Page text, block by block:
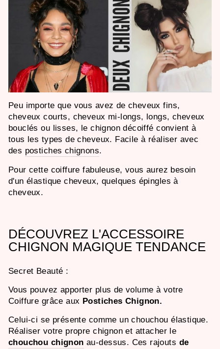
Peu importe que vous avez de cheveux fins,
cheveux courts, cheveux mi-longs, longs, cheveux
bouclés ou lisses, le chignon décoiffé convient à
tous les types de cheveux. Facile à réaliser avec
des postiches chignons.
Pour cette coiffure fabuleuse, vous aurez besoin
d'un élastique cheveux, quelques épingles à
cheveux.
DÉCOUVREZ L'ACCESSOIRE
CHIGNON MAGIQUE TENDANCE
Secret Beauté :
Vous pouvez apporter plus de volume à votre
Coiffure grâce aux Postiches Chignon.
Celui-ci se présente comme un chouchou élastique.
Réaliser votre propre chignon et attacher le
chouchou chignon au-dessus. Ces rajouts de